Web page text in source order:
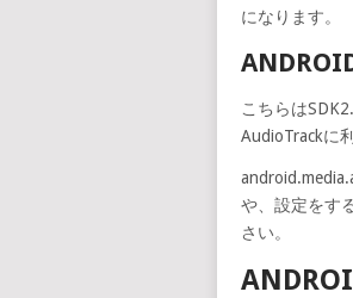
になります。
こちらは
AudioTrackに
や、設定をす
さい。